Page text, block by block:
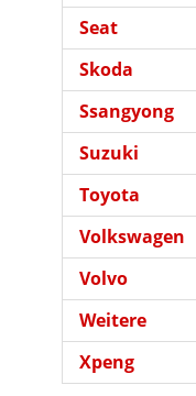
Seat
Skoda
Ssangyong
Suzuki
Toyota
Volkswagen
Volvo
Weitere
Xpeng